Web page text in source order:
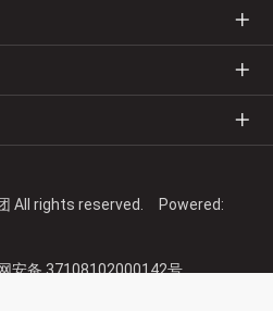
All rights reserved. Powered:
安备 37108102000142号